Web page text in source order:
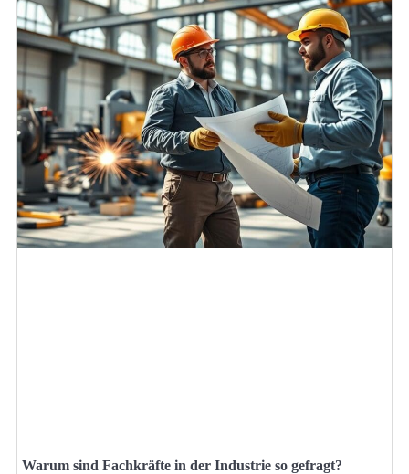
Warum sind Fachkräfte in der Industrie so gefragt?